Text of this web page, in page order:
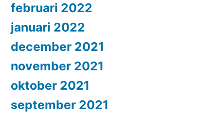
februari 2022
januari 2022
december 2021
november 2021
oktober 2021
september 2021